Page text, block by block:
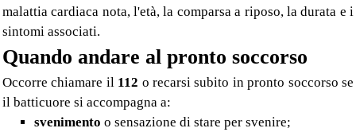
malattia cardiaca nota, l'età, la comparsa a riposo, la durata e i
sintomi associati.
Quando andare al pronto soccorso
Occorre chiamare il 112 o recarsi subito in pronto soccorso se
il batticuore si accompagna a:
svenimento o sensazione di stare per svenire;